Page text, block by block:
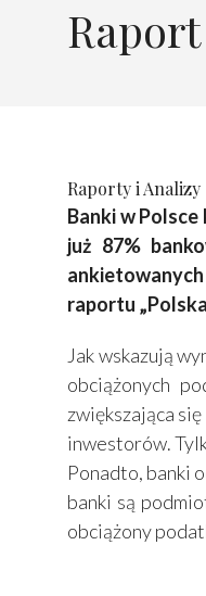
Raporty i Analizy
Banki w
już 87%
raportu
Jak wskazują
obciążonych
zwiększająca
inwestorów.
Ponadto, banki
banki są
obciążony